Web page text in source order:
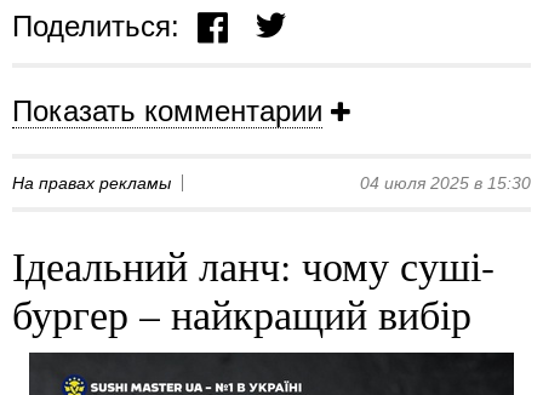
Поделиться:
Показать комментарии
На правах рекламы 04 июля 2025 в 15:30
Ідеальний ланч: чому суші-
бургер – найкращий вибір